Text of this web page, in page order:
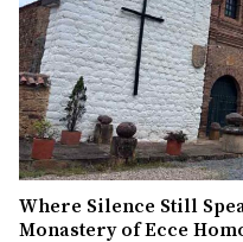
Where Silence Still
Monastery of Ecce